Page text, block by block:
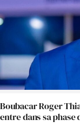
Boubacar Roger
entre dans sa phase